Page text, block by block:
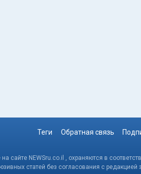
Теги Обратная связь
сайте NEWSru.co.il , охраняются в
статей без согласования с